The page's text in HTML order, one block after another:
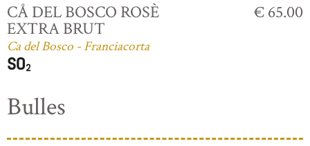
CÅ DEL BOSCO ROSÈ
EXTRA BRUT
Ca del Bosco - Franciacorta
€ 65.00
Bulles